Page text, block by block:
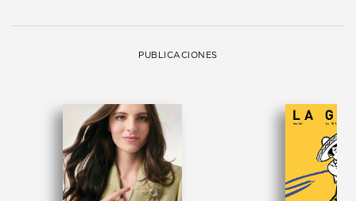
PUBLICACIONES